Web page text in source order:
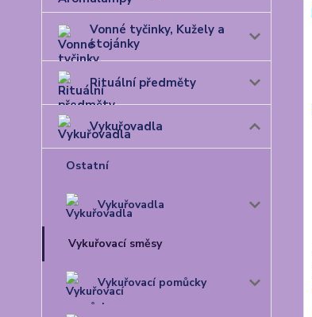
Vonné tyčinky, Kužely a
stojánky
Rituální předměty
Vykuřovadla
Ostatní
Vykuřovadla
Vykuřovací směsy
Vykuřovací pomůcky